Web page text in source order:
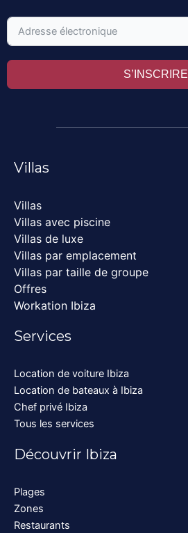
S’INSCRIRE
Villas
Villas
Villas avec piscine
Villas de luxe
Villas par emplacement
Villas par taille de groupe
Offres
Workation Ibiza
Services
Location de voiture Ibiza
Location de bateaux à Ibiza
Chef privé Ibiza
Tous les services
Découvrir Ibiza
Plages
Zones
Restaurants